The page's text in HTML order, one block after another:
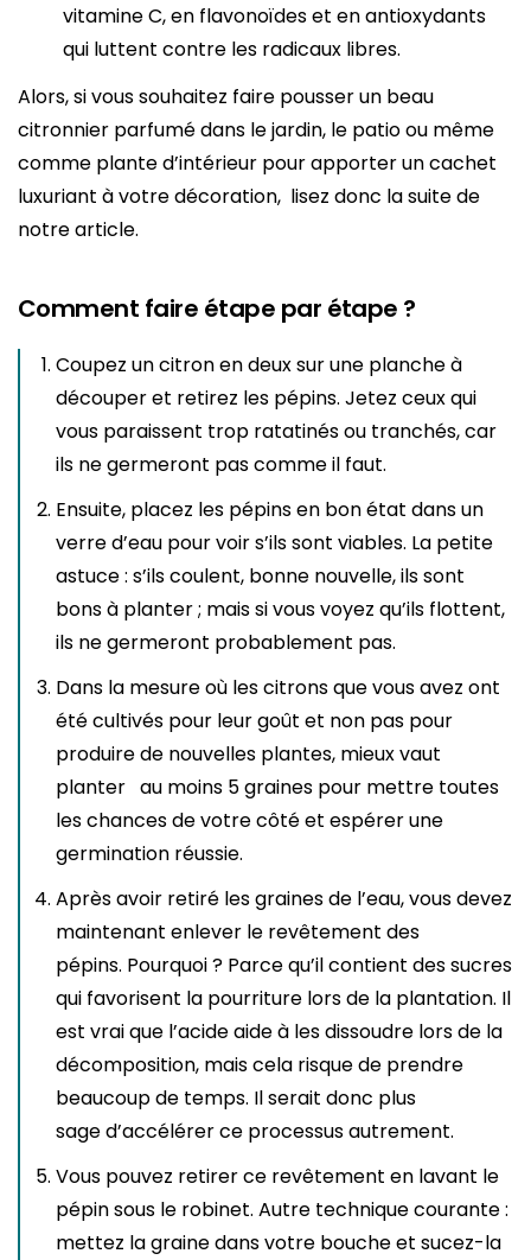
vitamine C, en flavonoïdes et en antioxydants
qui luttent contre les radicaux libres.
Alors, si vous souhaitez faire pousser un beau
citronnier parfumé dans le jardin, le patio ou même
comme plante d’intérieur pour apporter un cachet
luxuriant à votre décoration, lisez donc la suite de
notre article.
Comment faire étape par étape ?
Coupez un citron en deux sur une planche à
découper et retirez les pépins. Jetez ceux qui
vous paraissent trop ratatinés ou tranchés, car
ils ne germeront pas comme il faut.
Ensuite, placez les pépins en bon état dans un
verre d’eau pour voir s’ils sont viables. La petite
astuce : s’ils coulent, bonne nouvelle, ils sont
bons à planter ; mais si vous voyez qu’ils flottent,
ils ne germeront probablement pas.
Dans la mesure où les citrons que vous avez ont
été cultivés pour leur goût et non pas pour
produire de nouvelles plantes, mieux vaut
planter au moins 5 graines pour mettre toutes
les chances de votre côté et espérer une
germination réussie.
Après avoir retiré les graines de l’eau, vous devez
maintenant enlever le revêtement des
pépins. Pourquoi ? Parce qu’il contient des sucres
qui favorisent la pourriture lors de la plantation. Il
est vrai que l’acide aide à les dissoudre lors de la
décomposition, mais cela risque de prendre
beaucoup de temps. Il serait donc plus
sage d’accélérer ce processus autrement.
Vous pouvez retirer ce revêtement en lavant le
pépin sous le robinet. Autre technique courante :
mettez la graine dans votre bouche et sucez-la